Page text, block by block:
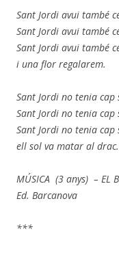
Sant Jordi avui també
Sant Jordi avui també
Sant Jordi avui també
i una flor regalarem.
Sant Jordi no tenia cap
Sant Jordi no tenia cap
Sant Jordi no tenia cap
ell sol va matar al drac.
MÚSICA (3 anys) – EL
Ed. Barcanova
***